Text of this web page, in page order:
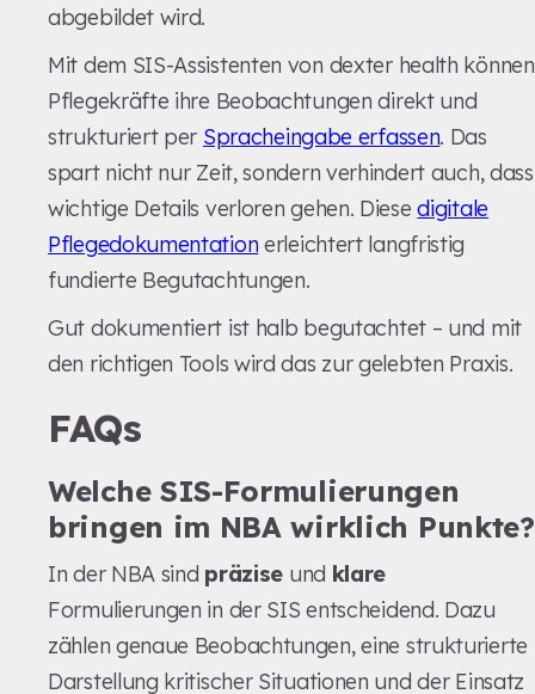
abgebildet wird.
Mit dem SIS-Assistenten von dexter health können
Pflegekräfte ihre Beobachtungen direkt und
strukturiert per Spracheingabe erfassen. Das
spart nicht nur Zeit, sondern verhindert auch, dass
wichtige Details verloren gehen. Diesedigitale
Pflegedokumentation erleichtert langfristig
fundierte Begutachtungen.
Gut dokumentiert ist halb begutachtet – und mit
den richtigen Tools wird das zur gelebten Praxis.
FAQs
Welche SIS-Formulierungen
bringen im NBA wirklich Punkte?
In der NBA sind präzise und klare
Formulierungen in der SIS entscheidend. Dazu
zählen genaue Beobachtungen, eine strukturierte
Darstellung kritischer Situationen und der Einsatz